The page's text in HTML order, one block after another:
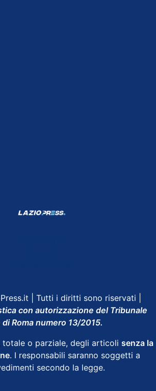
| Tutti i diritti sono riservati |
con autorizzazione del Tribunale
di Roma numero 13/2015.
totale o parziale, degli articoli senza la
. I responsabili saranno soggetti a
secondo la legge.